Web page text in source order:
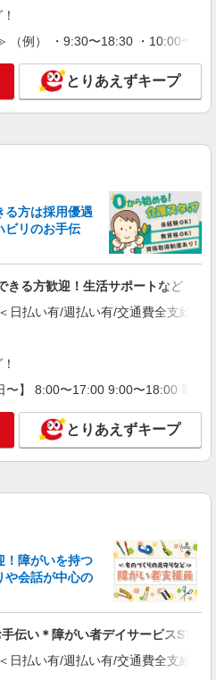
（例） ・9:30〜18:30 ・10:00〜
とりあえずキープ
る方は採用優遇
リのお手伝
る方歓迎！生活サポートなど
払い有/週払い有/交通費全支給(ガ
〜】 8:00〜17:00 9:00〜18:00 等 ※
とりあえずキープ
！障がいを持つ
会話が中心の
伝い＊障がい者デイサービスSTAFF
払い有/週払い有/交通費全支給(ガ